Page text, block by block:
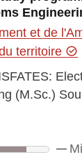
et de
territoire
(M.Sc.)